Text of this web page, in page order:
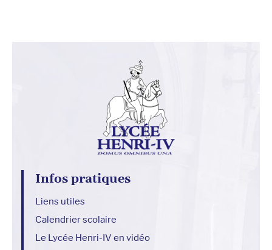
Infos pratiques
Liens utiles
Calendrier scolaire
Le Lycée Henri-IV en vidéo